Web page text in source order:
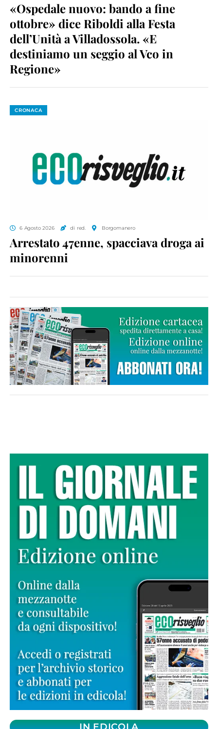
«Ospedale nuovo: bando a fine
ottobre» dice Riboldi alla Festa
dell’Unità a Villadossola. «E
destiniamo un seggio al Vco in
Regione»
CRONACA
6 Agosto 2026 di red. Borgomanero
Arrestato 47enne, spacciava droga ai
minorenni